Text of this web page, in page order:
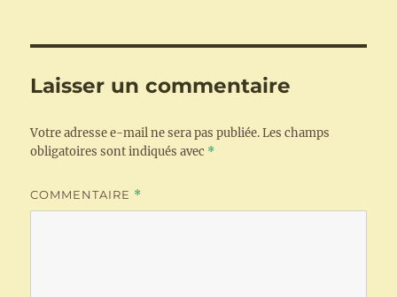
Laisser un commentaire
Votre adresse e-mail ne sera pas publiée. Les champs
obligatoires sont indiqués avec *
COMMENTAIRE *